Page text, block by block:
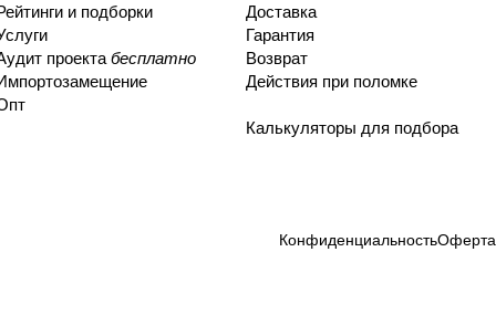
и подборки
проекта бесплатно
Доставка
Гарантия
Возврат
Действия при поломке
Калькуляторы для подбора
КонфиденциальностьОферта